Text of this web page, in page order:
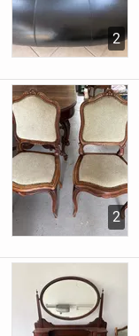
2
2